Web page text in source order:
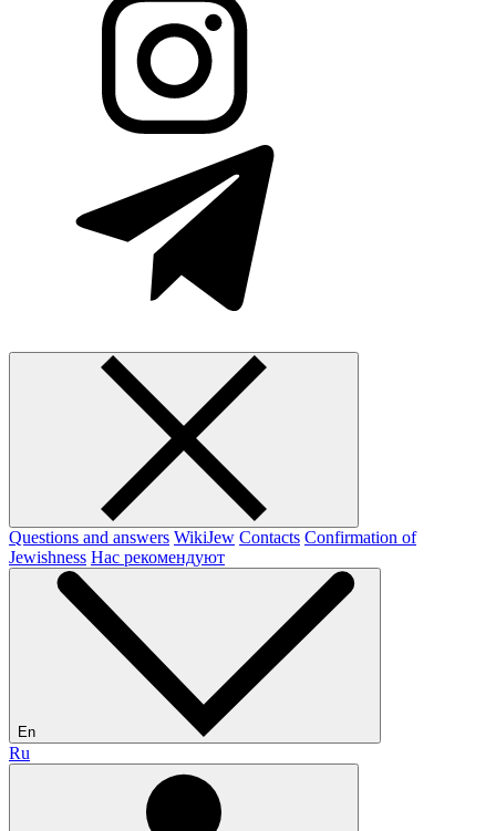
Questions and answers WikiJew Contacts Confirmation of
Jewishness Нас рекомендуют
En
Ru